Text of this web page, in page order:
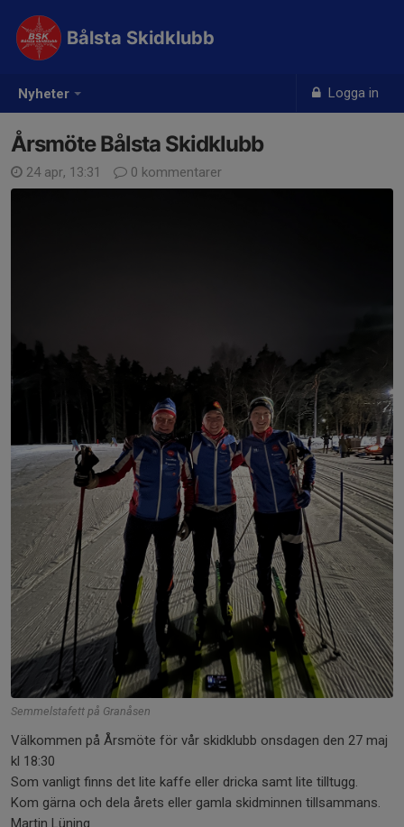
Nyheter Logga in
Bålsta Skidklubb
Årsmöte Bålsta Skidklubb
24 apr, 13:31 0 kommentarer
Semmelstafett på Granåsen
Välkommen på Årsmöte för vår skidklubb onsdagen den 27 maj
kl 18:30
Som vanligt finns det lite kaffe eller dricka samt lite tilltugg.
Kom gärna och dela årets eller gamla skidminnen tillsammans.
Martin Lüning